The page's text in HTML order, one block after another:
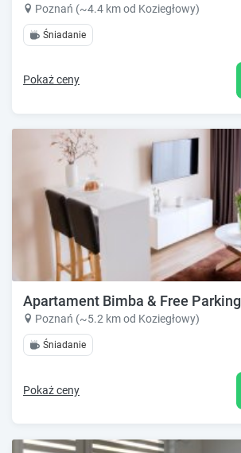
Poznań (~4.4 km od Koziegłowy)
Śniadanie
Pokaż ceny
Apartament Bimba & Free Parking
Poznań (~5.2 km od Koziegłowy)
Śniadanie
Pokaż ceny